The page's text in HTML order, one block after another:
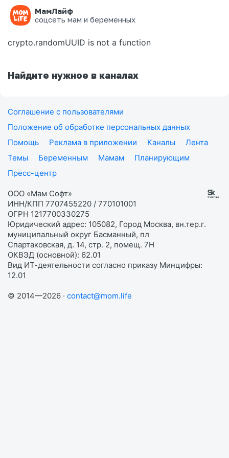
МамЛайф
соцсеть мам и беременных
Ошибка на странице
crypto.randomUUID is not a function
Найдите нужное в каналах
Соглашение с пользователями
Положение об обработке персональных данных
Помощь
Реклама в приложении Каналы
Лента
Темы
Беременным Мамам
Планирующим
Пресс-центр
ООО «Мам Софт»
ИНН/КПП 7707455220 / 770101001
ОГРН 1217700330275
Юридический адрес: 105082, Город Москва, вн.тер.г.
муниципальный округ Басманный, пл
Спартаковская, д. 14, стр. 2, помещ. 7Н
ОКВЭД (основной): 62.01
Вид ИТ-деятельности согласно приказу Минцифры:
12.01
© 2014—2026 · contact@mom.life